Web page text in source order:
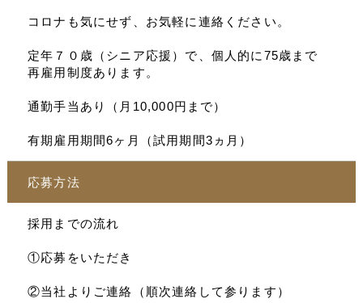
コロナも気にせず、お気軽に連絡ください。
定年７０歳（シニア応援）で、個人的に75歳まで
再雇用制度あります。
通勤手当あり（月10,000円まで）
有期雇用期間6ヶ月（試用期間3ヵ月）
応募方法
採用までの流れ
①応募をいただき
②当社よりご連絡（順次連絡して参ります）